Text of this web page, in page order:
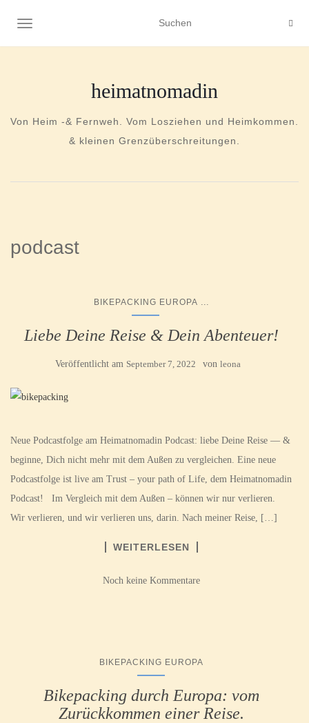
NAVIGATION UMSCHALTEN
heimatnomadin
Von Heim -& Fernweh. Vom Losziehen und Heimkommen.
& kleinen Grenzüberschreitungen.
podcast
BIKEPACKING EUROPA ...
Liebe Deine Reise & Dein Abenteuer!
Veröffentlicht am September 7, 2022 von leona
Neue Podcastfolge am Heimatnomadin Podcast: liebe Deine Reise — &
beginne, Dich nicht mehr mit dem Außen zu vergleichen. Eine neue
Podcastfolge ist live am Trust – your path of Life, dem Heimatnomadin
Podcast! Im Vergleich mit dem Außen – können wir nur verlieren.
Wir verlieren, und wir verlieren uns, darin. Nach meiner Reise, […]
WEITERLESEN
Noch keine Kommentare
BIKEPACKING EUROPA
Bikepacking durch Europa: vom
Zurückkommen einer Reise.